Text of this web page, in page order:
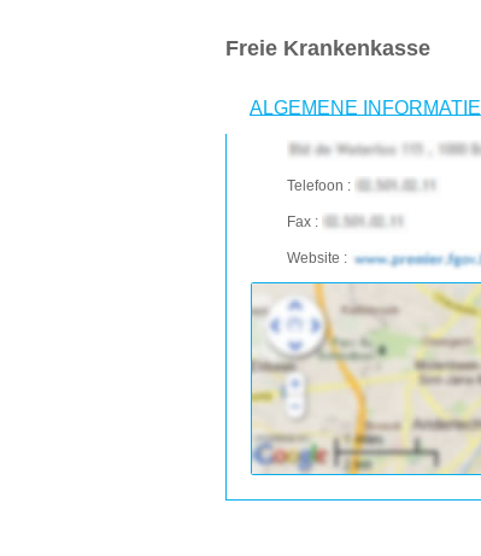
Freie Krankenkasse
ALGEMENE INFORMATIE
Telefoon :
Fax :
Website :